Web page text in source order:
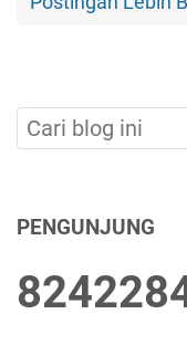
PENGUNJUNG
824228